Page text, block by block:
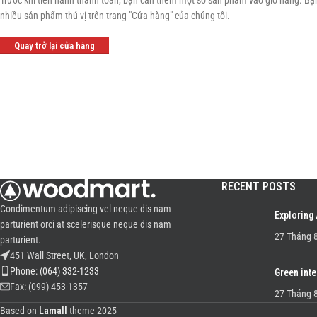
nhiều sản phẩm thú vị trên trang "Cửa hàng" của chúng tôi.
Quay trở lại cửa hàng
Condimentum adipiscing vel neque dis nam
parturient orci at scelerisque neque dis nam
parturient.
451 Wall Street, UK, London
Phone: (064) 332-1233
Fax: (099) 453-1357
RECENT POSTS
Exploring
27 Tháng
Green
27 Tháng
Based on Lamall theme 2025